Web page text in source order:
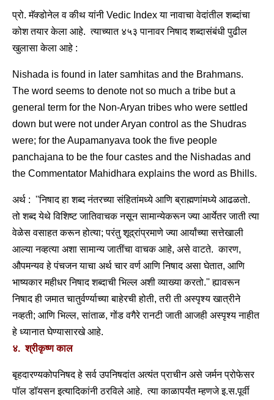
प्रो. मॅक्डोनेल व कीथ यांनी Vedic Index या नावाचा वेदांतील शब्दांचा
कोश तयार केला आहे. त्याच्यात ४५३ पानावर निषाद शब्दासंबंधी पुढील
खुलासा केला आहे :
Nishada is found in later samhitas and the Brahmans.
The word seems to denote not so much a tribe but a
general term for the Non-Aryan tribes who were settled
down but were not under Aryan control as the Shudras
were; for the Aupamanyava took the five people
panchajana to be the four castes and the Nishadas and
the Commentator Mahidhara explains the word as Bhills.
अर्थ : ''निषाद हा शब्द नंतरच्या संहितांमध्ये आणि ब्राह्मणांमध्ये आढळतो.
तो शब्द येथे विशिष्ट जातिवाचक नसून सामान्येकरून ज्या आर्येतर जाती त्या
वेळेस वसाहत करून होत्या; परंतु शूद्रांप्रमाणे ज्या आर्यांच्या सत्तेखाली
आल्या नव्हत्या अशा सामान्य जातींचा वाचक आहे, असे वाटते. कारण,
औपमन्यव हे पंचजन याचा अर्थ चार वर्ण आणि निषाद असा घेतात, आणि
भाष्यकार महीधर निषाद शब्दाची भिल्ल अशी व्याख्या करतो.'' ह्यावरून
निषाद ही जमात चातुर्वर्ण्याच्या बाहेरची होती, तरी ती अस्पृश्य खात्रीने
नव्हती; आणि भिल्ल, सांताळ, गोंड वगैरे रानटी जाती आजही अस्पृश्य नाहीत
हे ध्यानात घेण्यासारखे आहे.
४. श्रीकृष्ण काल
बृहदारण्यकोपनिषद हे सर्व उपनिषदांत अत्यंत प्राचीन असे जर्मन प्रोफेसर
पॉल डॉयसन इत्यादिकांनी ठरविले आहे. त्या काळापर्यंत म्हणजे इ.स.पूर्वी